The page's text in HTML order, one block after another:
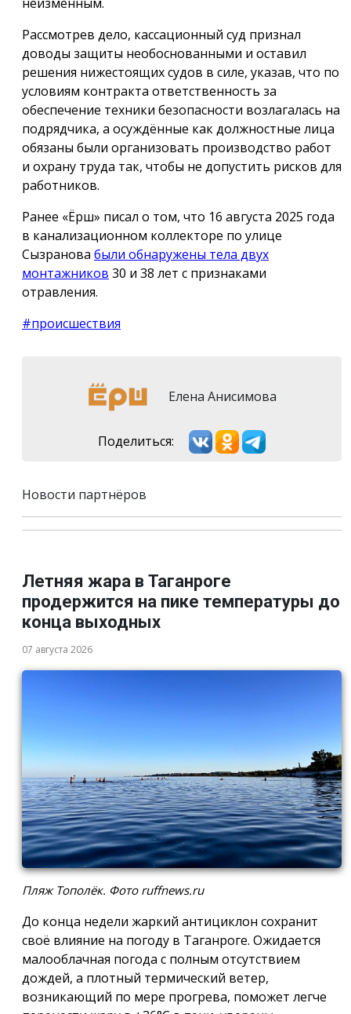
Рассмотрев дело, кассационный суд признал
доводы защиты необоснованными и оставил
решения нижестоящих судов в силе, указав, что по
условиям контракта ответственность за
обеспечение техники безопасности возлагалась на
подрядчика, а осуждённые как должностные лица
обязаны были организовать производство работ
и охрану труда так, чтобы не допустить рисков для
работников.
Ранее «Ёрш» писал о том, что 16 августа 2025 года
в канализационном коллекторе по улице
Сызранова были обнаружены тела двух
монтажников 30 и 38 лет с признаками
отравления.
#происшествия
Елена Анисимова
Поделиться:
Новости партнёров
Летняя жара в Таганроге
продержится на пике температуры до
конца выходных
07 августа 2026
Пляж Тополёк. Фото ruffnews.ru
До конца недели жаркий антициклон сохранит
своё влияние на погоду в Таганроге. Ожидается
малооблачная погода с полным отсутствием
дождей, а плотный термический ветер,
возникающий по мере прогрева, поможет легче